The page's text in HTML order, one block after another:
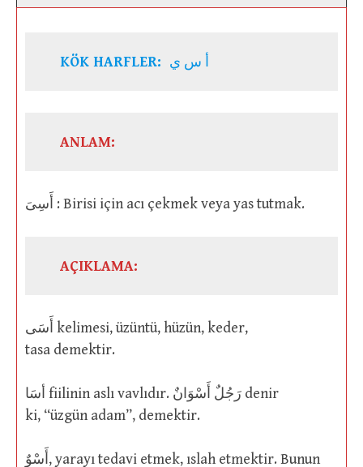
KÖK HARFLER: أ س ي
ANLAM:
أَسِىَ : Birisi için acı çekmek veya yas tutmak.
AÇIKLAMA:
أَسَى kelimesi, üzüntü, hüzün, keder,
tasa demektir.
أسَا fiilinin aslı vavlıdır. رَجُلٌ أَسْوَانٌ denir
ki, “üzgün adam”, demektir.
أَسْوٌ, yarayı tedavi etmek, ıslah etmektir. Bunun